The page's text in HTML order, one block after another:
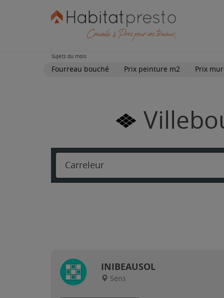
Sujets du mois
Fourreau bouché Prix peinture m2 Prix
Carreleur
INIBEAUSOL
Sens